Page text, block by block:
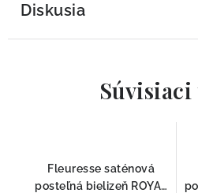
Diskusia
Fleuresse saténová
posteľná bielizeň ROYAL